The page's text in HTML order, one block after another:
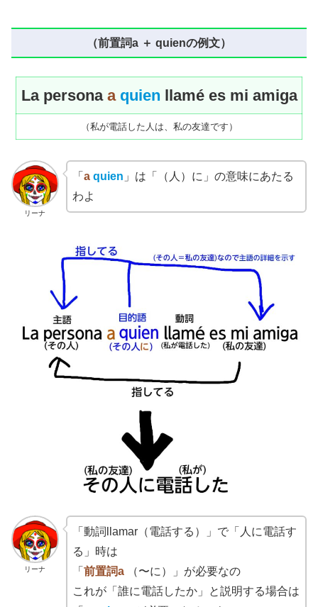
（前置詞a ＋ quienの例文）
La persona a quien llamé es mi amiga
（私が電話した人は、私の友達です）
リーナ
「 a quien 」は「（人）に」の意味にあたる
わよ
リーナ
「動詞llamar（電話する）」で「人に電話す
る」時は
「 前置詞a
（〜に）」が必要なの
これが「誰に電話したか」と説明する場合は